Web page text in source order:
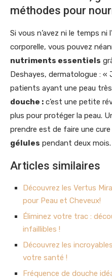
méthodes pour
Si vous n’avez ni le temps ni
corporelle, vous pouvez
nutriments essentiels
Deshayes, dermatologue : «
patients ayant une peau très
douche : c’est une petite
plus pour protéger la peau.
prendre est de faire une cure
gélules pendant deux
Articles similaires
Découvrez les Vertus
pour Peau et Cheveux!
Éliminez votre trac :
infaillibles !
Découvrez les
votre santé !
Fréquence de douche